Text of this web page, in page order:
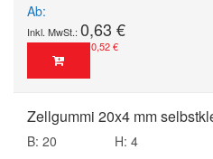
Ab
0,63 €
0,52 €
Zellgummi 20x4 mm
B: 20
H: 4